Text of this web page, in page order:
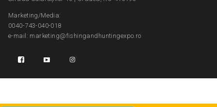
Marketing/Media:
0040-743-040-018
e-mail: marketing@fishingandhuntingexpo.ro